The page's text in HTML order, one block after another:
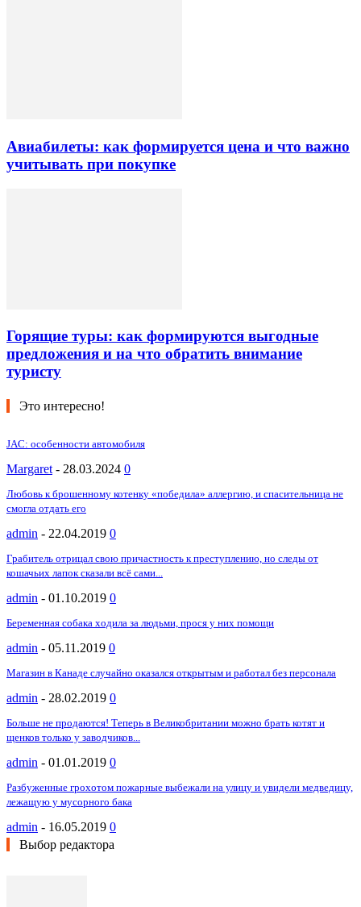
Авиабилеты: как формируется цена и что важно
учитывать при покупке
Горящие туры: как формируются выгодные
предложения и на что обратить внимание
туристу
Это интересно!
JAC: особенности автомобиля
Margaret - 28.03.2024 0
Любовь к брошенному котенку «победила» аллергию, и спасительница не
смогла отдать его
admin - 22.04.2019 0
Грабитель отрицал свою причастность к преступлению, но следы от
кошачьих лапок сказали всё сами...
admin - 01.10.2019 0
Беременная собака ходила за людьми, прося у них помощи
admin - 05.11.2019 0
Магазин в Канаде случайно оказался открытым и работал без персонала
admin - 28.02.2019 0
Больше не продаются! Теперь в Великобритании можно брать котят и
щенков только у заводчиков...
admin - 01.01.2019 0
Разбуженные грохотом пожарные выбежали на улицу и увидели медведицу,
лежащую у мусорного бака
admin - 16.05.2019 0
Выбор редактора